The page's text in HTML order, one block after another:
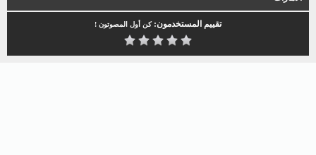
تقييم المستخدمون:كن أول المصوتون !